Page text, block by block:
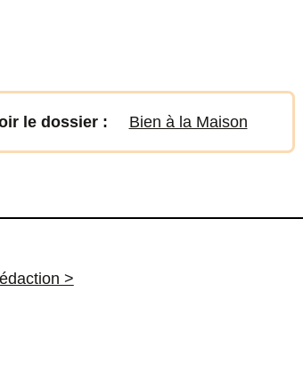
le dossier : Bien à la Maison
>